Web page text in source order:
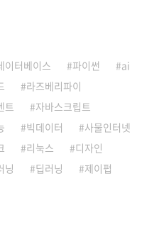
이터베이스 파이썬
ai
라즈베리파이
트
자바스크립트
빅데이터
사물인터넷
리눅스
디자인
닝 딥러닝
제이펍